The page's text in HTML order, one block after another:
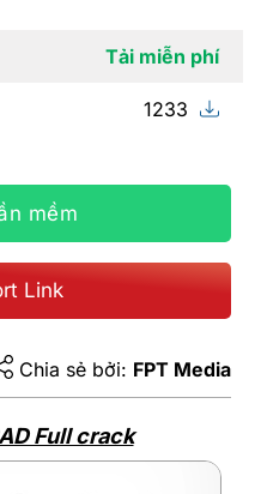
Tải miễn phí
1233
mềm
Link
Chia sẻ bởi: FPT Media
Full crack